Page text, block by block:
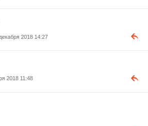
2018 14:27
2018 11:48